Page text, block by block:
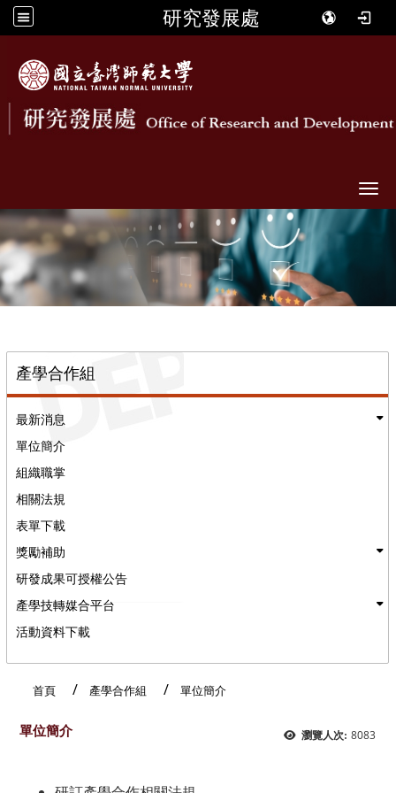
研究發展處
產學合作組
最新消息
單位簡介
組織職掌
相關法規
表單下載
獎勵補助
研發成果可授權公告
產學技轉媒合平台
活動資料下載
首頁 產學合作組 單位簡介
瀏覽人次: 8083
單位簡介